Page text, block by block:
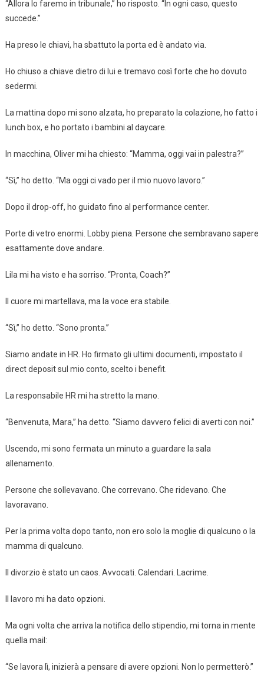
“Allora lo faremo in tribunale,” ho risposto. “In ogni caso, questo
succede.”
Ha preso le chiavi, ha sbattuto la porta ed è andato via.
Ho chiuso a chiave dietro di lui e tremavo così forte che ho dovuto
sedermi.
La mattina dopo mi sono alzata, ho preparato la colazione, ho fatto i
lunch box, e ho portato i bambini al daycare.
In macchina, Oliver mi ha chiesto: “Mamma, oggi vai in palestra?”
“Sì,” ho detto. “Ma oggi ci vado per il mio nuovo lavoro.”
Dopo il drop-off, ho guidato fino al performance center.
Porte di vetro enormi. Lobby piena. Persone che sembravano sapere
esattamente dove andare.
Lila mi ha visto e ha sorriso. “Pronta, Coach?”
Il cuore mi martellava, ma la voce era stabile.
“Sì,” ho detto. “Sono pronta.”
Siamo andate in HR. Ho firmato gli ultimi documenti, impostato il
direct deposit sul mio conto, scelto i benefit.
La responsabile HR mi ha stretto la mano.
“Benvenuta, Mara,” ha detto. “Siamo davvero felici di averti con noi.”
Uscendo, mi sono fermata un minuto a guardare la sala
allenamento.
Persone che sollevavano. Che correvano. Che ridevano. Che
lavoravano.
Per la prima volta dopo tanto, non ero solo la moglie di qualcuno o la
mamma di qualcuno.
Il divorzio è stato un caos. Avvocati. Calendari. Lacrime.
Il lavoro mi ha dato opzioni.
Ma ogni volta che arriva la notifica dello stipendio, mi torna in mente
quella mail:
“Se lavora lì, inizierà a pensare di avere opzioni. Non lo permetterò.”